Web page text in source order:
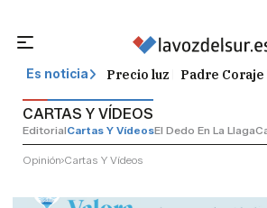
Es noticia Precio luz Padre Coraje
CARTAS Y VÍDEOS
EditorialCartas Y VídeosEl Dedo En La Llaga
Opinión Cartas Y Vídeos